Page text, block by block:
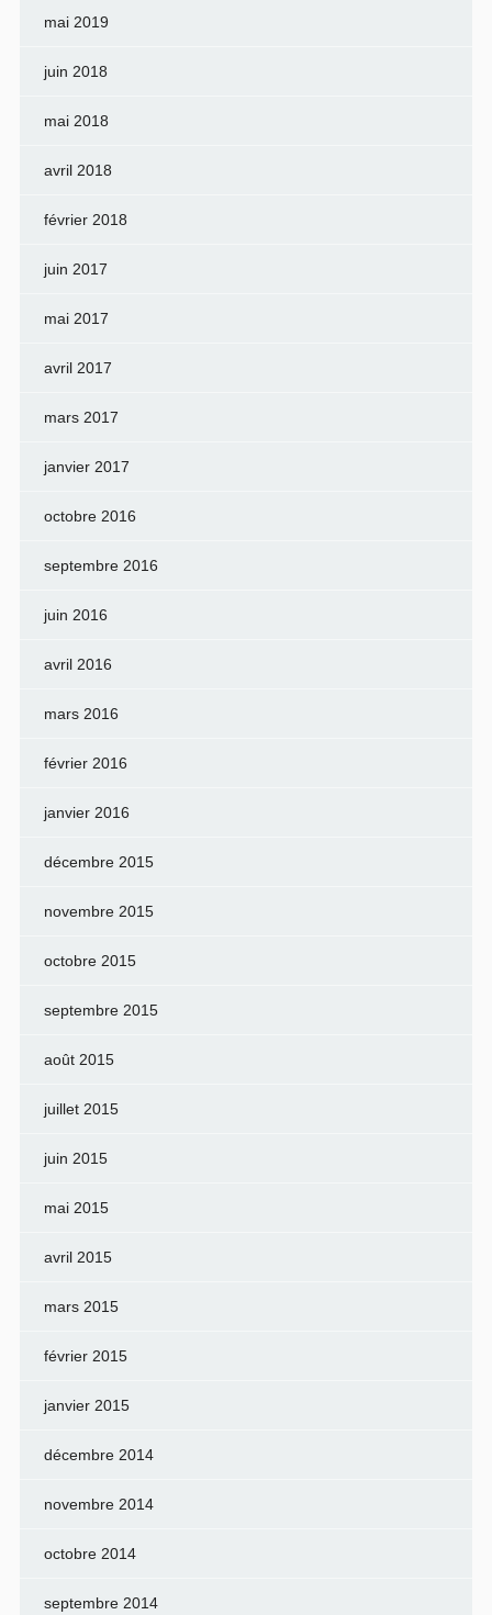
mai 2019
juin 2018
mai 2018
avril 2018
février 2018
juin 2017
mai 2017
avril 2017
mars 2017
janvier 2017
octobre 2016
septembre 2016
juin 2016
avril 2016
mars 2016
février 2016
janvier 2016
décembre 2015
novembre 2015
octobre 2015
septembre 2015
août 2015
juillet 2015
juin 2015
mai 2015
avril 2015
mars 2015
février 2015
janvier 2015
décembre 2014
novembre 2014
octobre 2014
septembre 2014